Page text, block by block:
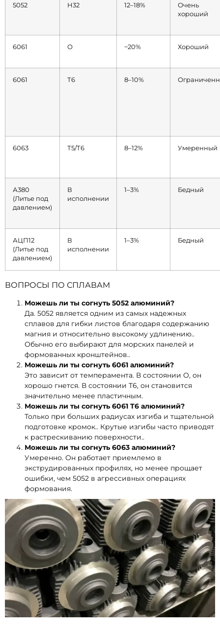
5052 H32 12–18%
Очень
хороший
6061 О ~20% Хороший
6061 Т6 8–10%
6063 Т5/Т6 8–12% Умеренный
А380
(Литье под
давлением)
В
исполнении
1–3% Бедный
АЦП12
(Литье под
давлением)
В
исполнении
1–3% Бедный
ВОПРОСЫ ПО СПЛАВАМ
Можешь ли ты согнуть 5052 алюминий?
Да. 5052 является одним из самых надежных
сплавов для гибки листов благодаря содержанию
магния и относительно высокому удлинению..
Обычно его выбирают для морских панелей и
формованных кронштейнов..
Можешь ли ты согнуть 6061 алюминий?
Это зависит от темперамента. В состоянии О, он
хорошо гнется. В состоянии Т6, он становится
значительно менее пластичным.
Можешь ли ты согнуть 6061 Т6 алюминий?
Только при больших радиусах изгиба и тщательной
подготовке кромок.. Крутые изгибы часто приводят
к растрескиванию поверхности..
Можешь ли ты согнуть 6063 алюминий?
Умеренно. Он работает приемлемо в
экструдированных профилях, но менее прощает
ошибки, чем 5052 в агрессивных операциях
формования.